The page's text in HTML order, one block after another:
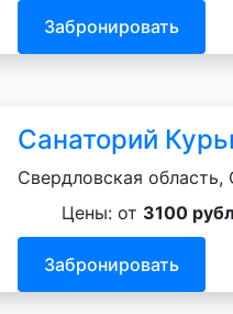
Забронировать
Санаторий
Свердловская
Цены: от 3100
Забронировать